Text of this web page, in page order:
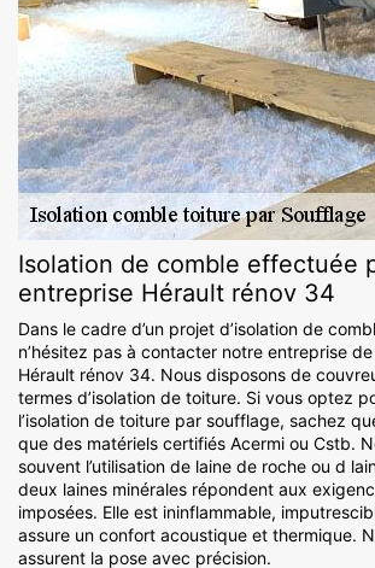
Isolation de comble effectuée
entreprise Hérault rénov 34
Dans le cadre d’un projet d’isolation de
n’hésitez pas à contacter notre entreprise
Hérault rénov 34. Nous disposons de
termes d’isolation de toiture. Si vous optez
l’isolation de toiture par soufflage, sachez
que des matériels certifiés Acermi ou Cstb.
souvent l’utilisation de laine de roche ou d
deux laines minérales répondent aux
imposées. Elle est ininflammable,
assure un confort acoustique et thermique.
assurent la pose avec précision.